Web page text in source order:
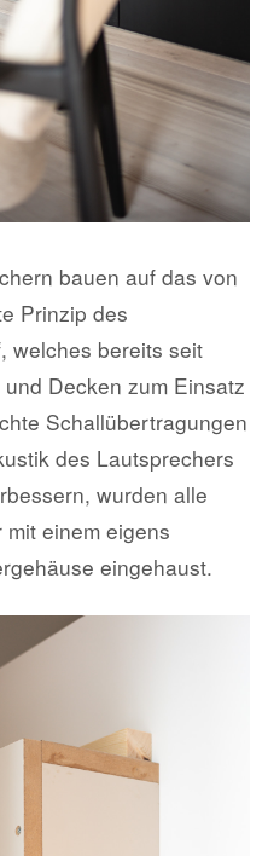
bauen auf das von
Prinzip des
welches bereits seit
Decken zum Einsatz
Schallübertragungen
des Lautsprechers
wurden alle
einem eigens
eingehaust.